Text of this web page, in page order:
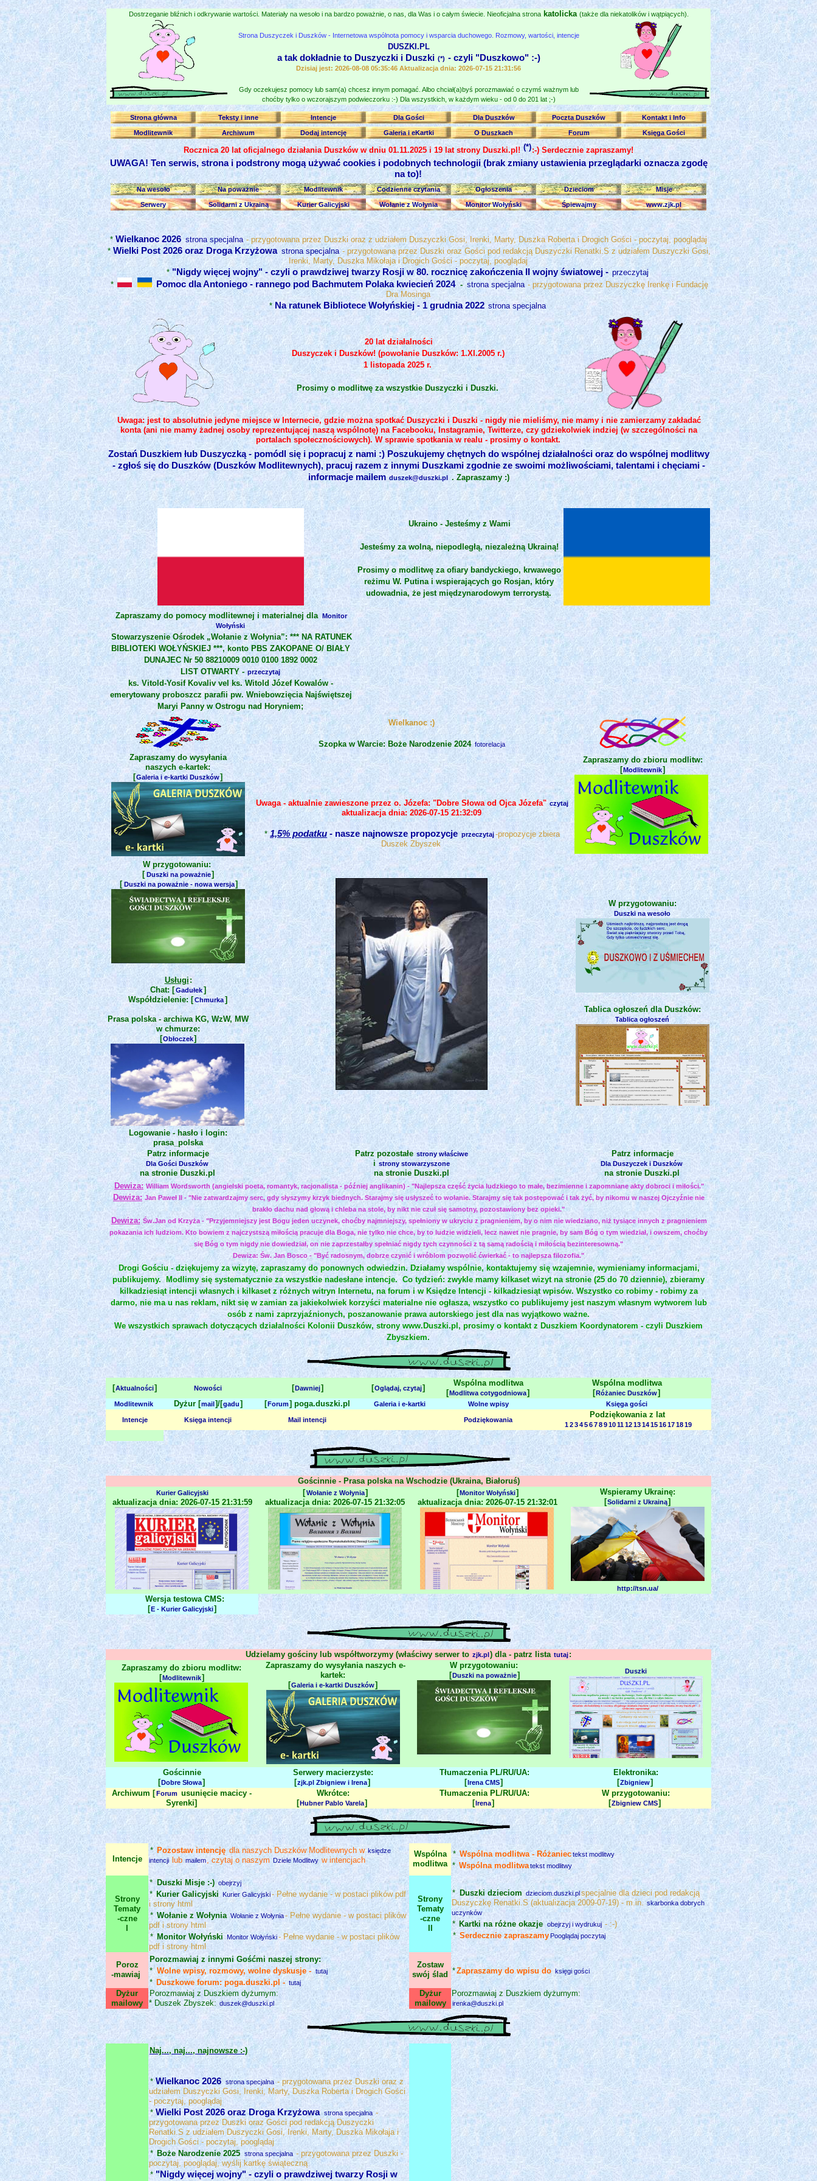
Dostrzeganie bliźnich i odkrywanie wartości. Materiały na wesoło i na bardzo poważnie, o nas, dla Was i o całym świecie. Nieoficjalna strona katolicka (także dla niekatolików i wątpiących).
Strona Duszyczek i Duszków - Internetowa wspólnota pomocy i wsparcia duchowego. Rozmowy, wartości, intencje
DUSZKI.PL
a tak dokładnie to Duszyczki i Duszki (*) - czyli "Duszkowo" :-)
Dzisiaj jest: 2026-08-08 05:35:46 Aktualizacja dnia: 2026-07-15 21:31:56
Gdy oczekujesz pomocy lub sam(a) chcesz innym pomagać. Albo chciał(a)byś porozmawiać o czymś ważnym lub
choćby tylko o wczorajszym podwieczorku :-) Dla wszystkich, w każdym wieku - od 0 do 201 lat ;-)
Strona główna Teksty i inne Intencje Dla Gości Dla Duszków Poczta Duszków Kontakt i Info
Modlitewnik Archiwum Dodaj intencję Galeria i eKartki O Duszkach Forum Księga Gości
Rocznica 20 lat oficjalnego działania Duszków w dniu 01.11.2025 i 19 lat strony Duszki.pl!(*):-) Serdecznie zapraszamy!
UWAGA! Ten serwis, strona i podstrony mogą używać cookies i podobnych technologii (brak zmiany ustawienia przeglądarki oznacza zgodę
na to)!
Na wesoło Na poważnie Modlitewnik Codzienne czytania Ogłoszenia Dzieciom Misje
Serwery Solidarni z Ukrainą Kurier Galicyjski Wołanie z Wołynia Monitor Wołyński Śpiewajmy www.zjk.pl
* Wielkanoc 2026 strona specjalna - przygotowana przez Duszki oraz z udziałem Duszyczki Gosi, Irenki, Marty, Duszka Roberta i Drogich Gości - poczytaj, pooglądaj
* Wielki Post 2026 oraz Droga Krzyżowa strona specjalna- przygotowana przez Duszki oraz Gości pod redakcją Duszyczki Renatki.S z udziałem Duszyczki Gosi,
Irenki, Marty, Duszka Mikołaja i Drogich Gości - poczytaj, pooglądaj
* "Nigdy więcej wojny" - czyli o prawdziwej twarzy Rosji w 80. rocznicę zakończenia II wojny światowej - przeczytaj
*
Pomoc dla Antoniego - rannego pod Bachmutem Polaka kwiecień 2024 - strona specjalna- przygotowana przez Duszyczkę Irenkę i Fundację
Dra Mosinga
* Na ratunek Bibliotece Wołyńskiej - 1 grudnia 2022 strona specjalna
20 lat działalności
Duszyczek i Duszków! (powołanie Duszków: 1.XI.2005 r.)
1 listopada 2025 r.
Prosimy o modlitwę za wszystkie Duszyczki i Duszki.
Uwaga: jest to absolutnie jedyne miejsce w Internecie, gdzie można spotkać Duszyczki i Duszki - nigdy nie mieliśmy, nie mamy i nie zamierzamy zakładać
konta (ani nie mamy żadnej osoby reprezentującej naszą wspólnotę) na Facebooku, Instagramie, Twitterze, czy gdziekolwiek indziej (w szczególności na
portalach społecznościowych). W sprawie spotkania w realu - prosimy o kontakt.
Zostań Duszkiem łub Duszyczką - pomódl się i popracuj z nami :) Poszukujemy chętnych do wspólnej działalności oraz do wspólnej modlitwy
- zgłoś się do Duszków (Duszków Modlitewnych), pracuj razem z innymi Duszkami zgodnie ze swoimi możliwościami, talentami i chęciami -
informacje mailem duszek@duszki.pl . Zapraszamy :)
Ukraino - Jesteśmy z Wami
Jesteśmy za wolną, niepodległą, niezależną Ukrainą!
Prosimy o modlitwę za ofiary bandyckiego, krwawego
reżimu W. Putina i wspierających go Rosjan, który
udowadnia, że jest międzynarodowym terrorystą.
Zapraszamy do pomocy modlitewnej i materialnej dla
Monitor
Wołyński
Stowarzyszenie Ośrodek „Wołanie z Wołynia”: *** NA RATUNEK
BIBLIOTEKI WOŁYŃSKIEJ ***, konto PBS ZAKOPANE O/ BIAŁY
DUNAJEC Nr 50 88210009 0010 0100 1892 0002
LIST OTWARTY - przeczytaj
ks. Vitold-Yosif Kovaliv vel ks. Witold Józef Kowalów -
emerytowany proboszcz parafii pw. Wniebowzięcia Najświętszej
Maryi Panny w Ostrogu nad Horyniem;
Wielkanoc :)
Szopka w Warcie: Boże Narodzenie 2024 fotorelacja
Zapraszamy do wysyłania
naszych e-kartek:
[Galeria i e-kartki Duszków]
Uwaga - aktualnie zawieszone przez o. Józefa: "Dobre Słowa od Ojca Józefa"czytaj
aktualizacja dnia: 2026-07-15 21:32:09
* 1,5% podatku - nasze najnowsze propozycje przeczytaj-propozycje zbiera
Duszek Zbyszek
Zapraszamy do zbioru modlitw:
[Modlitewnik]
W przygotowaniu:
[ Duszki na poważnie]
[ Duszki na poważnie - nowa wersja]
Usługi :
Chat: [ Gadułek]
Współdzielenie: [Chmurka]
Prasa polska - archiwa KG, WzW, MW
w chmurze:
[Obłoczek]
Logowanie - hasło i login:
prasa_polska
W przygotowaniu:
Duszki na wesoło
Tablica ogłoszeń dla Duszków:
Tablica ogłoszeń
Patrz informacje
Dla Gości Duszków
na stronie Duszki.pl
Patrz pozostałe strony właściwe
i strony stowarzyszone
na stronie Duszki.pl
Patrz informacje
Dla Duszyczek i Duszków
na stronie Duszki.pl
Dewiza:William Wordsworth (angielski poeta, romantyk, racjonalista - później anglikanin) - "Najlepsza część życia ludzkiego to małe, bezimienne i zapomniane akty dobroci i miłości."
Dewiza: Jan Paweł II - "Nie zatwardzajmy serc, gdy słyszymy krzyk biednych. Starajmy się usłyszeć to wołanie. Starajmy się tak postępować i tak żyć, by nikomu w naszej Ojczyźnie nie
brakło dachu nad głową i chleba na stole, by nikt nie czuł się samotny, pozostawiony bez opieki."
Dewiza: Św.Jan od Krzyża - "Przyjemniejszy jest Bogu jeden uczynek, choćby najmniejszy, spełniony w ukryciu z pragnieniem, by o nim nie wiedziano, niż tysiące innych z pragnieniem
pokazania ich ludziom. Kto bowiem z najczystszą miłością pracuje dla Boga, nie tylko nie chce, by to ludzie widzieli, lecz nawet nie pragnie, by sam Bóg o tym wiedział, i owszem, choćby
się Bóg o tym nigdy nie dowiedział, on nie zaprzestałby spełniać nigdy tych czynności z tą samą radością i miłością bezinteresowną."
Dewiza: Św. Jan Bosco - "Być radosnym, dobrze czynić i wróblom pozwolić ćwierkać - to najlepsza filozofia."
Drogi Gościu - dziękujemy za wizytę, zapraszamy do ponownych odwiedzin. Działamy wspólnie, kontaktujemy się wzajemnie, wymieniamy informacjami,
publikujemy. Modlimy się systematycznie za wszystkie nadesłane intencje. Co tydzień: zwykle mamy kilkaset wizyt na stronie (25 do 70 dziennie), zbieramy
kilkadziesiąt intencji własnych i kilkaset z różnych witryn Internetu, na forum i w Księdze Intencji - kilkadziesiąt wpisów. Wszystko co robimy - robimy za
darmo, nie ma u nas reklam, nikt się w zamian za jakiekolwiek korzyści materialne nie ogłasza, wszystko co publikujemy jest naszym własnym wytworem lub
osób z nami zaprzyjaźnionych, poszanowanie prawa autorskiego jest dla nas wyjątkowo ważne.
We wszystkich sprawach dotyczących działalności Kolonii Duszków, strony www.Duszki.pl, prosimy o kontakt z Duszkiem Koordynatorem - czyli Duszkiem
Zbyszkiem.
[Aktualności] Nowości [ Dawniej] [Oglądaj, czytaj]
Wspólna modlitwa
[ Modlitwa cotygodniowa]
Wspólna modlitwa
[ Różaniec Duszków]
Modlitewnik Dyżur [mail ]/[gadu] [ Forum] poga.duszki.pl Galeria i e-kartki Wolne wpisy Księga gości
Intencje Księga intencji Mail intencji Podziękowania
Podziękowania z lat
12345678910111213141516171819
Gościnnie - Prasa polska na Wschodzie (Ukraina, Białoruś)
Kurier Galicyjski
aktualizacja dnia: 2026-07-15 21:31:59
[ Wołanie z Wołynia]
aktualizacja dnia: 2026-07-15 21:32:05
[ Monitor Wołyński]
aktualizacja dnia: 2026-07-15 21:32:01
Wspieramy Ukrainę:
[Solidarni z Ukrainą]
http://tsn.ua/
Wersja testowa CMS:
[ E - Kurier Galicyjski]
Udzielamy gościny lub współtworzymy (właściwy serwer to zjk.pl ) dla - patrz lista tutaj:
Zapraszamy do zbioru modlitw:
[ Modlitewnik]
Zapraszamy do wysyłania naszych e-
kartek:
[Galeria i e-kartki Duszków]
W przygotowaniu:
[ Duszki na poważnie] Duszki
Gościnnie
[ Dobre Słowa]
Serwery macierzyste:
[zjk.pl Zbigniew i Irena]
Tłumaczenia PL/RU/UA:
[ Irena CMS]
Elektronika:
[Zbigniew]
Archiwum [ Forum usunięcie macicy -
Syrenki]
Wkrótce:
[ Hubner Pablo Varela]
Tłumaczenia PL/RU/UA:
[ Irena]
W przygotowaniu:
[Zbigniew CMS]
Intencje
* Pozostaw intencję dla naszych Duszków Modlitewnych w księdze
intencji
lubmailem, czytaj o naszym Dziele Modlitwy w intencjach
Wspólna
modlitwa
* Wspólna modlitwa - Różaniectekst modlitwy
* Wspólna modlitwatekst modlitwy
Strony
Tematy
-czne
* Duszki Misje :-) obejrzyj
* Kurier Galicyjski Kurier Galicyjski- Pełne wydanie - w postaci plików pdf
i strony html
* Wołanie z Wołynia Wołanie z Wołynia- Pełne wydanie - w postaci plików
pdf i strony html
* Monitor Wołyński Monitor Wołyński- Pełne wydanie - w postaci plików
pdf i strony html
Strony
Tematy
-czne
* Duszki dzieciom dzieciom.duszki.pl specjalnie dla dzieci pod redakcją
Duszyczkę Renatki.S (aktualizacja 2009-07-19) - m.in.skarbonka dobrych
uczynków
* Kartki na różne okazje obejrzyj i wydrukuj- :-)
* Serdecznie zapraszamy Pooglądaj poczytaj
Poroz
-mawiaj
Porozmawiaj z innymi Gośćmi naszej strony:
* Wolne wpisy, rozmowy, wolne dyskusje - tutaj
* Duszkowe forum: poga.duszki.pl - tutaj
Zostaw
swój ślad *Zapraszamy do wpisu do księgi gości
Dyżur
mailowy
Porozmawiaj z Duszkiem dyżurnym:
* Duszek Zbyszek: duszek@duszki.pl
Dyżur
mailowy
Porozmawiaj z Duszkiem dyżurnym:
irenka@duszki.pl
Naj..., naj..., najnowsze :-)
*Wielkanoc 2026 strona specjalna - przygotowana przez Duszki oraz z
udziałem Duszyczki Gosi, Irenki, Marty, Duszka Roberta i Drogich Gości
- poczytaj, pooglądaj
*Wielki Post 2026 oraz Droga Krzyżowa strona specjalna-
przygotowana przez Duszki oraz Gości pod redakcją Duszyczki
Renatki.S z udziałem Duszyczki Gosi, Irenki, Marty, Duszka Mikołaja i
Drogich Gości - poczytaj, pooglądaj
* Boże Narodzenie 2025 strona specjalna - przygotowana przez Duszki -
poczytaj, pooglądaj, wyślij kartkę świąteczną
* "Nigdy więcej wojny" - czyli o prawdziwej twarzy Rosji w